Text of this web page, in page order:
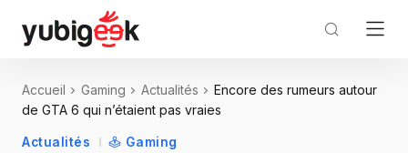
Accueil Gaming Actualités
Encore des rumeurs autour
de GTA 6 qui n’étaient pas vraies
Actualités Gaming